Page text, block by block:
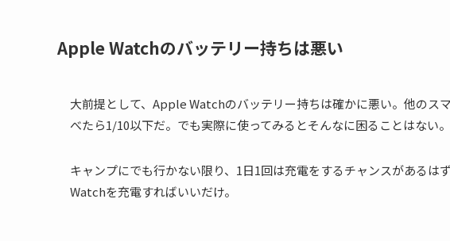
Apple Watchのバッテリー持ちは悪い
大前提として、Apple Watchのバッテリー持ちは確かに悪い。他のス
べたら1/10以下だ。でも実際に使ってみるとそんなに困ることはない。
キャンプにでも行かない限り、1日1回は充電をするチャンスがある
Watchを充電すればいいだけ。